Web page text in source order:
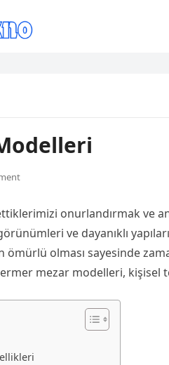
onurlandırmak ve
ve dayanıklı
olması sayesinde
mezar modelleri, kişisel